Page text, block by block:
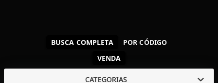
VENDA
BUSCA COMPLETA POR CÓDIGO
CATEGORIAS